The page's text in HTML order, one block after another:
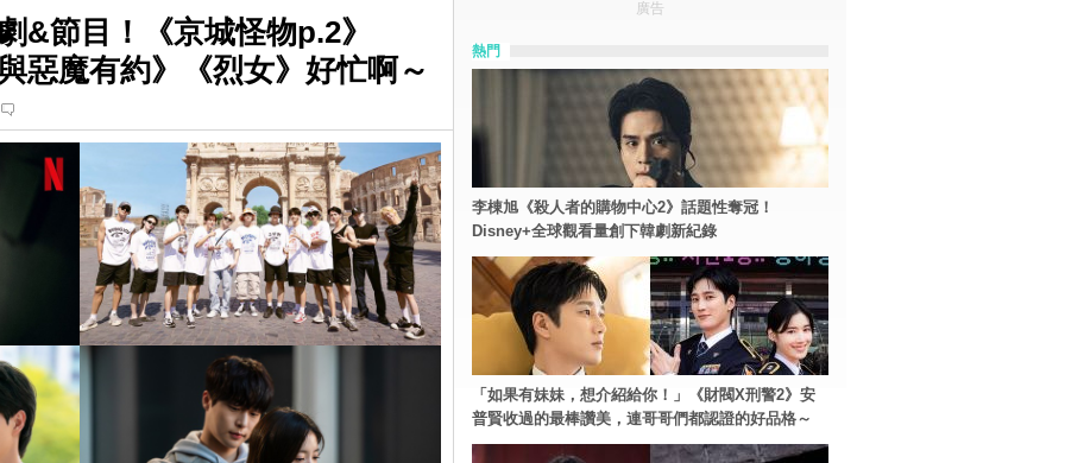
&節目！《京城怪物p.2》
惡魔有約》《烈女》好忙啊～
廣告
熱門
李棟旭《殺人者的購物中心2》話題性奪冠！
Disney+全球觀看量創下韓劇新紀錄
「如果有妹妹，想介紹給你！」《財閥X刑警2》安
普賢收過的最棒讚美，連哥哥們都認證的好品格～